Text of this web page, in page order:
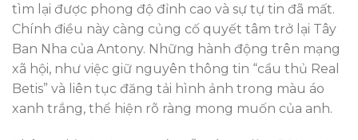
tìm lại được phong độ đỉnh cao và sự tự tin đã mất.
Chính điều này càng củng cố quyết tâm trở lại Tây
Ban Nha của Antony. Những hành động trên mạng
xã hội, như việc giữ nguyên thông tin “cầu thủ Real
Betis” và liên tục đăng tải hình ảnh trong màu áo
xanh trắng, thể hiện rõ ràng mong muốn của anh.